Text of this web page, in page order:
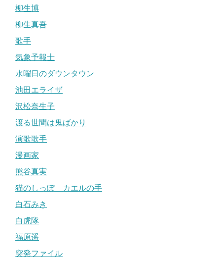
柳生博
柳生真吾
歌手
気象予報士
水曜日のダウンタウン
池田エライザ
沢松奈生子
渡る世間は鬼ばかり
演歌歌手
漫画家
熊谷真実
猫のしっぽ カエルの手
白石みき
白虎隊
福原遥
突発ファイル